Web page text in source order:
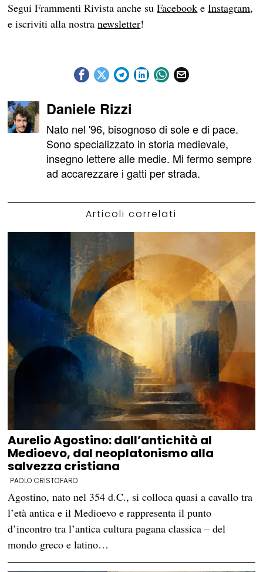
Segui Frammenti Rivista anche suFacebook eInstagram,
e iscriviti alla nostranewsletter!
Daniele Rizzi
Nato nel '96, bisognoso di sole e di pace.
Sono specializzato in storia medievale,
insegno lettere alle medie. Mi fermo sempre
ad accarezzare i gatti per strada.
Articoli correlati
Aurelio Agostino: dall’antichità al
Medioevo, dal neoplatonismo alla
salvezza cristiana
PAOLO CRISTOFARO
Agostino, nato nel 354 d.C., si colloca quasi a cavallo tra
l’età antica e il Medioevo e rappresenta il punto
d’incontro tra l’antica cultura pagana classica – del
mondo greco e latino…